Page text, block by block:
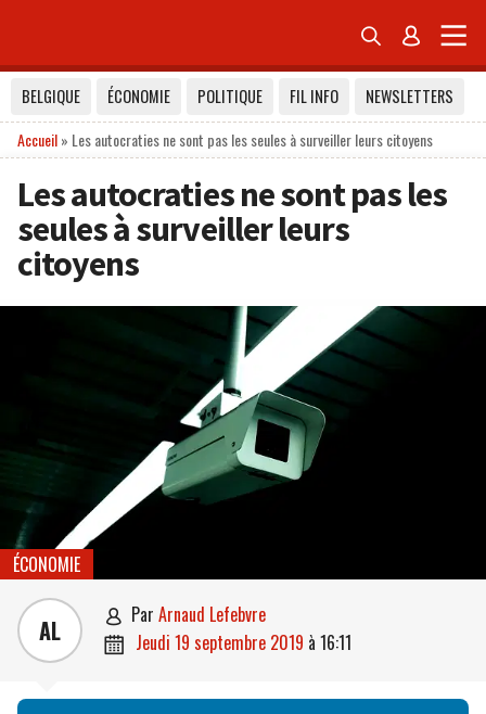
 
BELGIQUE ÉCONOMIE POLITIQUE FIL INFO
NEWSLETTERS
Accueil» Les autocraties ne sont pas les seules à surveiller leurs citoyens
Les autocraties ne sont pas les
seules à surveiller leurs
citoyens
ÉCONOMIE
AL  par Arnaud Lefebvre
 jeudi 19 septembre 2019 à 16:11